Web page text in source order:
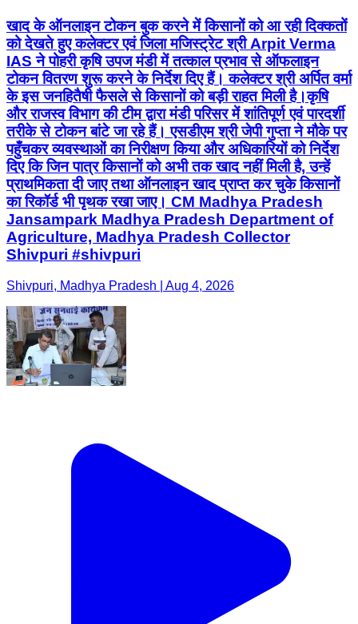
खाद के ऑनलाइन टोकन बुक करने में किसानों को आ रही दिक्कतों
को देखते हुए कलेक्टर एवं जिला मजिस्ट्रेट श्री Arpit Verma
IAS ने पोहरी कृषि उपज मंडी में तत्काल प्रभाव से ऑफलाइन
टोकन वितरण शुरू करने के निर्देश दिए हैं। कलेक्टर श्री अर्पित वर्मा
के इस जनहितैषी फैसले से किसानों को बड़ी राहत मिली है। ​कृषि
और राजस्व विभाग की टीम द्वारा मंडी परिसर में शांतिपूर्ण एवं पारदर्शी
तरीके से टोकन बांटे जा रहे हैं। एसडीएम श्री जेपी गुप्ता ने मौके पर
पहुँचकर व्यवस्थाओं का निरीक्षण किया और अधिकारियों को निर्देश
दिए कि जिन पात्र किसानों को अभी तक खाद नहीं मिली है, उन्हें
प्राथमिकता दी जाए तथा ऑनलाइन खाद प्राप्त कर चुके किसानों
का रिकॉर्ड भी पृथक रखा जाए। CM Madhya Pradesh
Jansampark Madhya Pradesh Department of
Agriculture, Madhya Pradesh Collector
Shivpuri #shivpuri
Shivpuri, Madhya Pradesh | Aug 4, 2026